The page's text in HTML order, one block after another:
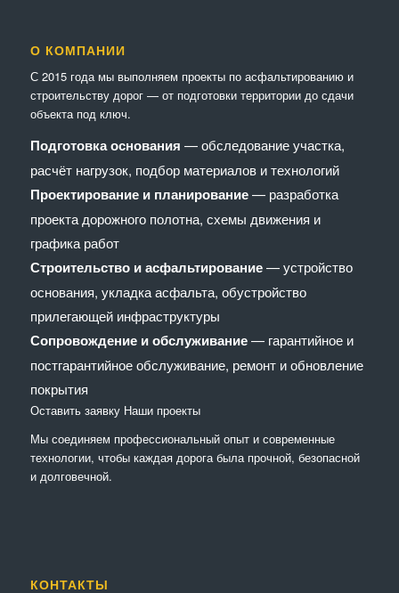
О КОМПАНИИ
С 2015 года мы выполняем проекты по асфальтированию и
строительству дорог — от подготовки территории до сдачи
объекта под ключ.
Подготовка основания — обследование участка,
расчёт нагрузок, подбор материалов и технологий
Проектирование и планирование— разработка
проекта дорожного полотна, схемы движения и
графика работ
Строительство и асфальтирование— устройство
основания, укладка асфальта, обустройство
прилегающей инфраструктуры
Сопровождение и обслуживание— гарантийное и
постгарантийное обслуживание, ремонт и обновление
покрытия
Оставить заявку Наши проекты
Мы соединяем профессиональный опыт и современные
технологии, чтобы каждая дорога была прочной, безопасной
и долговечной.
КОНТАКТЫ